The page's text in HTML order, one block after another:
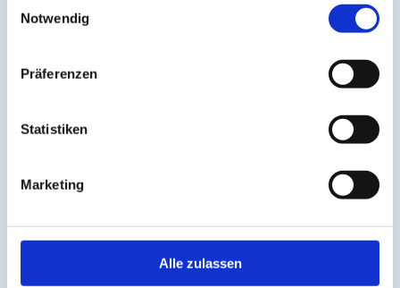
Notwendig
Präferenzen
Statistiken
Marketing
Alle zulassen
März 2022
Dezember 2021
August 2021
Mai 2021
Februar 2021